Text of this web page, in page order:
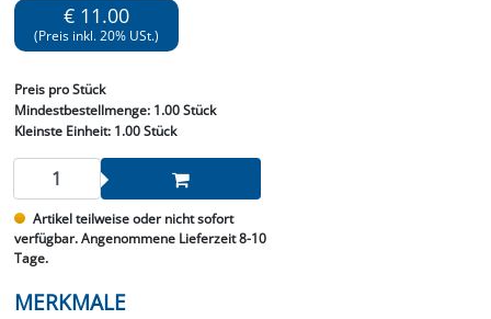
€ 11.00
(Preis inkl. 20% USt.)
Preis pro Stück
Mindestbestellmenge: 1.00 Stück
Kleinste Einheit:1.00 Stück
Artikel teilweise oder nicht sofort
verfügbar. Angenommene Lieferzeit 8-10
Tage.
MERKMALE